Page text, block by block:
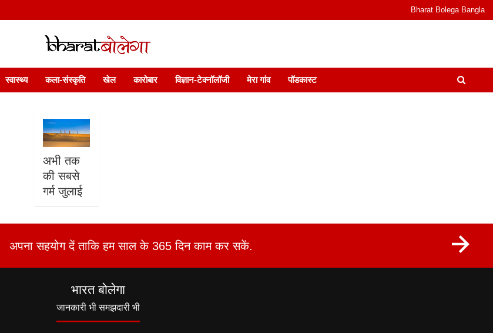
Bharat Bolega Bangla
भारत बोलेगा
बोलेगा हिंदी न्यूज़ वेबसाइट India: News, Views, Info, Trends & Podcast I जानकारी भी समझदारी भी और पॉडकास्ट
स्वास्थ्य कला-संस्कृति खेल कारोबार विज्ञान-टेक्नॉलॉजी मेरा गांव पॉडकास्ट
अभी तक
की सबसे
गर्म जुलाई
अपना सहयोग दें ताकि हम साल के 365 दिन काम कर सकें.
भारत बोलेगा
जानकारी भी समझदारी भी